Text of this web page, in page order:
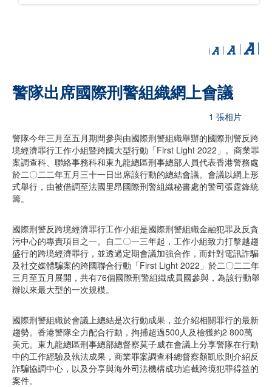
警隊出席國際刑警組織網上會議
1 張相片
警隊今年三月至五月期間參與由國際刑警組織舉辦的國際刑警反跨
境經濟罪行工作小組暨跨國大型行動「First Light 2022」。商業罪
案調查科、聯絡事務科和東九龍總區刑事總部人員代表香港警務處
於二〇二二年五月三十一日出席該行動的總結會議。會議以網上形
式舉行，由被借調至法國里昂國際刑警組織秘書處的警司張霆鋒統
籌。
國際刑警反跨境經濟罪行工作小組是國際刑警組織金融犯罪及反貪
污中心的專責項目之一。自二〇一三年起，工作小組致力打擊越趨
盛行的跨境經濟罪行，並透過定期會議加強合作，而針對電訊詐騙
及社交媒體騙案的跨國聯合行動「First Light 2022」於二〇二二年
三月至五月展開，共有76個國際刑警組織成員國參與，為該行動舉
辦以來最大型的一次規模。
國際刑警組織於會議上總結是次行動成果，並介紹相關罪行的最新
趨勢。香港警隊全力配合行動，拘捕超過500人及檢獲約2 800萬
美元。東九龍總區刑事總部總督察莫子威在會議上分享警隊在行動
中的工作經驗及執法成果，商業罪案調查科總督察顏凱欣則介紹反
詐騙協調中心，以及分享與海外司法機構成功追截跨境犯罪得益的
案件。